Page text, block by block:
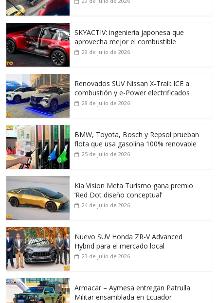
SKYACTIV: ingeniería japonesa que
aprovecha mejor el combustible
29 de julio de 2026
Renovados SUV Nissan X-Trail: ICE a
combustión y e-Power electrificados
28 de julio de 2026
BMW, Toyota, Bosch y Repsol prueban
flota que usa gasolina 100% renovable
25 de julio de 2026
Kia Vision Meta Turismo gana premio
‘Red Dot diseño conceptual’
24 de julio de 2026
Nuevo SUV Honda ZR-V Advanced
Hybrid para el mercado local
23 de julio de 2026
Armacar – Aymesa entregan Patrulla
Militar ensamblada en Ecuador